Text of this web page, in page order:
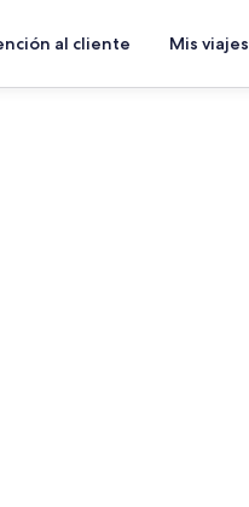
al cliente Mis viajes